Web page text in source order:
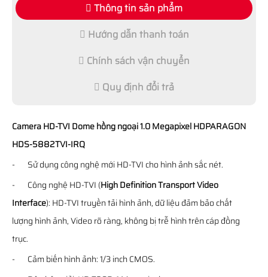
Thông tin sản phẩm
Hướng dẫn thanh toán
Chính sách vận chuyển
Quy định đổi trả
Camera HD-TVI Dome hồng ngoại 1.0 Megapixel HDPARAGON
HDS-5882TVI-IRQ
- Sử dụng công nghệ mới HD-TVI cho hình ảnh sắc nét.
- Công nghệ HD-TVI (High Definition Transport Video
Interface): HD-TVI truyền tải hình ảnh, dữ liệu đảm bảo chất
lượng hình ảnh, Video rõ ràng, không bị trễ hình trên cáp đồng
trục.
- Cảm biến hình ảnh: 1/3 inch CMOS.